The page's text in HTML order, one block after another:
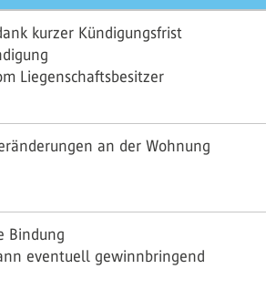
kurzer Kündigungsfrist
Liegenschaftsbesitzer
an der Wohnung
Bindung
eventuell gewinnbringend